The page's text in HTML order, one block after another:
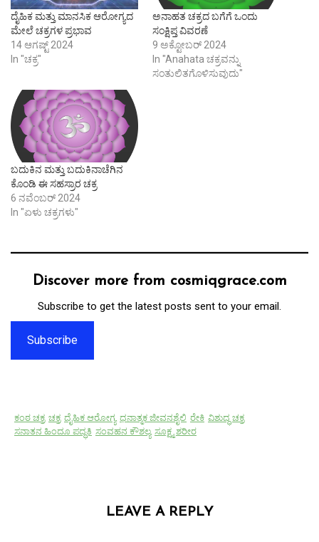
ದೈಹಿಕ ಮತ್ತು ಮಾನಸಿಕ ಆರೋಗ್ಯದ
ಮೇಲೆ ಚಕ್ರಗಳ ಪ್ರಭಾವ
14 ಆಗಷ್ಟ್ 2024
In "ಚಕ್ರ"
ಅನಾಹತ ಚಕ್ರದ ಬಗೆಗೆ ಒಂದು
ಸಂಕ್ಷಿಪ್ತ ವಿವರಣೆ
9 ಅಕ್ಟೋಬರ್ 2024
In "Anahata ಚಕ್ರವನ್ನು
ಸಂತುಲಿತಗೊಳಿಸುವುದು"
ಬದುಕಿನ ಮತ್ತು ಬದುಕಿನಾಚೆಗಿನ
ಕೊಂಡಿ ಈ ಸಹಸ್ರಾರ ಚಕ್ರ
6 ನವೆಂಬರ್ 2024
In "ಏಳು ಚಕ್ರಗಳು"
Discover more from cosmiqgrace.com
Subscribe to get the latest posts sent to your email.
Subscribe
ಕಂಠ ಚಕ್ರ ಚಕ್ರ ದೈಹಿಕ ಆರೋಗ್ಯ ಧನಾತ್ಮಕ ಜೀವನಶೈಲಿ ರೇಕಿ ವಿಶುದ್ಧ ಚಕ್ರ
ಸನಾತನ ಹಿಂದೂ ಪದ್ಧತಿ ಸಂವಹನ ಕೌಶಲ್ಯ ಸೂಕ್ಷ್ಮ ಶರೀರ
LEAVE A REPLY